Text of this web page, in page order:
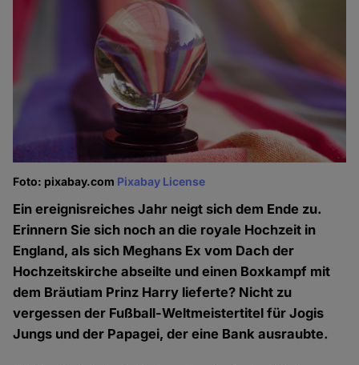
Foto: pixabay.com Pixabay License
Ein ereignisreiches Jahr neigt sich dem Ende zu.
Erinnern Sie sich noch an die royale Hochzeit in
England, als sich Meghans Ex vom Dach der
Hochzeitskirche abseilte und einen Boxkampf mit
dem Bräutiam Prinz Harry lieferte? Nicht zu
vergessen der Fußball-Weltmeistertitel für Jogis
Jungs und der Papagei, der eine Bank ausraubte.